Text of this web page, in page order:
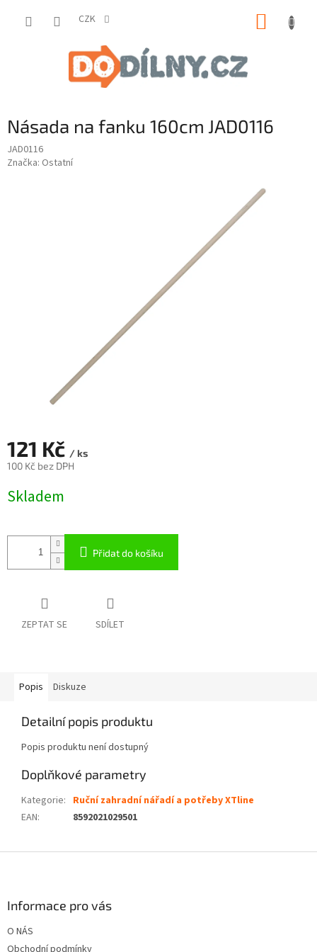
CZK
Násada na fanku 160cm JAD0116
JAD0116
Značka: Ostatní
121 Kč / ks
100 Kč bez DPH
cena:
Skladem
Přidat do košíku
ZEPTAT SE SDÍLET
Popis Diskuze
Detailní popis produktu
Popis produktu není dostupný
Doplňkové parametry
Kategorie: Ruční zahradní nářadí a potřeby XTline
EAN: 8592021029501
Informace pro vás
O NÁS